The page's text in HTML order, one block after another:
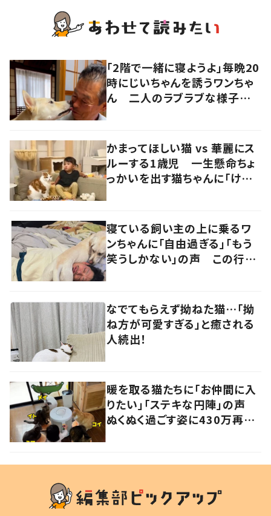
「2階で一緒に寝ようよ」毎晩20
時にじいちゃんを誘うワンちゃ
ん 二人のラブラブな様子に
かまってほしい猫 vs 華麗にス
ルーする1歳児 一生懸命ちょ
っかいを出す猫ちゃんに「けな
寝ている飼い主の上に乗るワ
ンちゃんに「自由過ぎる」「もう
笑うしかない」の声 この行動
なでてもらえず拗ねた猫…「拗
ね方が可愛すぎる」と癒される
人続出！
暖を取る猫たちに「お仲間に入
りたい」「ステキな円陣」の声
ぬくぬく過ごす姿に430万再生